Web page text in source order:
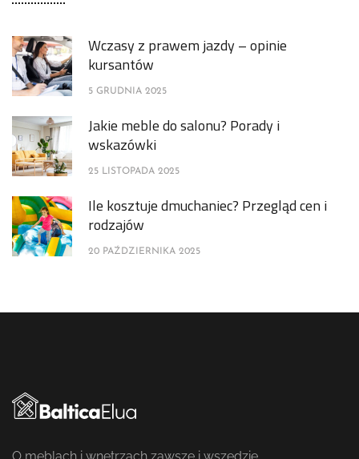
Wczasy z prawem jazdy – opinie
kursantów
5 GRUDNIA 2025
Jakie meble do salonu? Porady i
wskazówki
25 LISTOPADA 2025
Ile kosztuje dmuchaniec? Przegląd cen i
rodzajów
20 PAŹDZIERNIKA 2025